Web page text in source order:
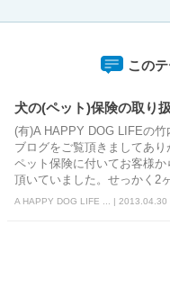
この
犬の(ペット)保険の取り
(有)A HAPPY DOG LIFEの
ブログをご覧頂きましてあ
ペット保険に付いてお客様
頂いていました。せっかく2
A HAPPY DOG LIFE ... | 2013.04.30